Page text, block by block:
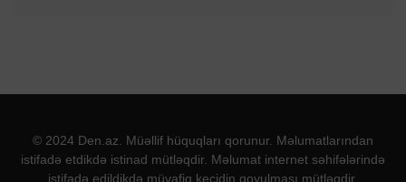
© 2024 Den.az. Müəllif hüquqları qorunur. Məlumatlarından
istifadə etdikdə istinad mütləqdir. Məlumat internet səhifələrində
istifadə edildikdə müvafiq keçidin qoyulması mütləqdir.